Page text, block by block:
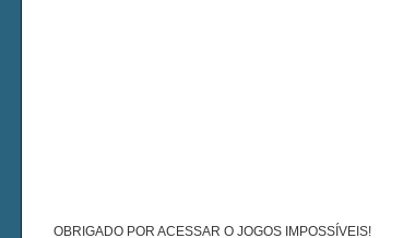
OBRIGADO POR ACESSAR O JOGOS IMPOSSÍVEIS!